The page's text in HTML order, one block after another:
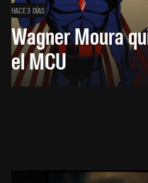
HACE 3 DÍAS
Wagner Moura
el MCU